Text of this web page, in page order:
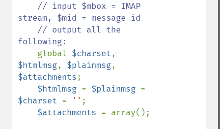
// input $mbox = IMAP
stream, $mid = message id
following:
global $charset
$htmlmsg, $plainmsg
$attachments;
$htmlmsg = $plainmsg
$charset = '' ;
$attachments = array();